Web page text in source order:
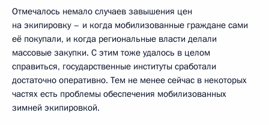
Отмечалось немало случаев завышения цен
на экипировку – и когда мобилизованные граждане сами
её покупали, и когда региональные власти делали
массовые закупки. С этим тоже удалось в целом
справиться, государственные институты сработали
достаточно оперативно. Тем не менее сейчас в некоторых
частях есть проблемы обеспечения мобилизованных
зимней экипировкой.